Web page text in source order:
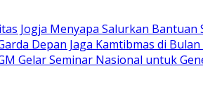
Jogja Menyapa Salurkan
Depan Jaga Kamtibmas di Bulan
Gelar Seminar Nasional untuk